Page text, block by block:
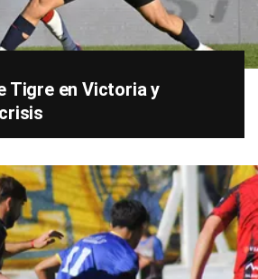
Tigre en Victoria y